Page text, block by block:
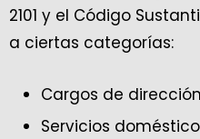
2101 y el Código
a ciertas categorías:
Cargos de
Servicios